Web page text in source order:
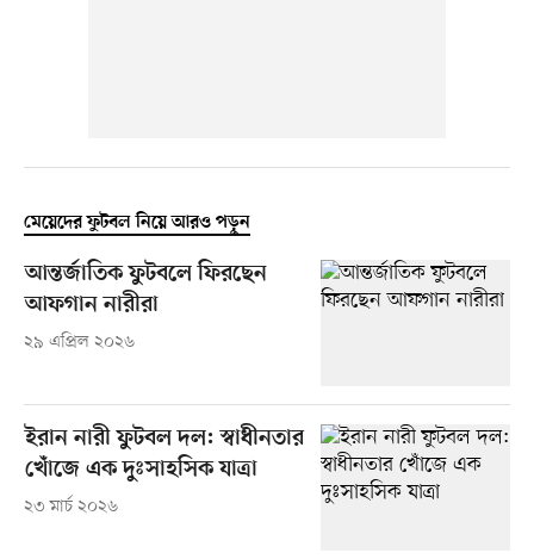
মেয়েদের ফুটবল নিয়ে আরও পড়ুন
আন্তর্জাতিক ফুটবলে ফিরছেন
আফগান নারীরা
২৯ এপ্রিল ২০২৬
ইরান নারী ফুটবল দল: স্বাধীনতার
খোঁজে এক দুঃসাহসিক যাত্রা
২৩ মার্চ ২০২৬